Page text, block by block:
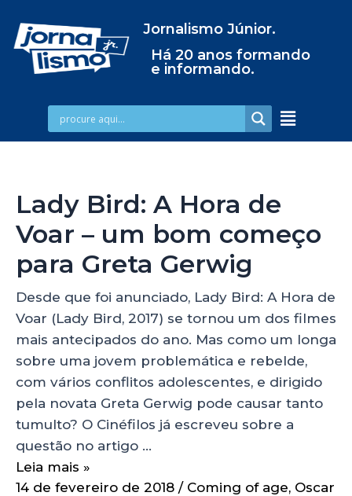
Jornalismo Júnior.
Há 20 anos formando
e informando.
Lady Bird: A Hora de
Voar – um bom começo
para Greta Gerwig
Desde que foi anunciado, Lady Bird: A Hora de
Voar (Lady Bird, 2017) se tornou um dos filmes
mais antecipados do ano. Mas como um longa
sobre uma jovem problemática e rebelde,
com vários conflitos adolescentes, e dirigido
pela novata Greta Gerwig pode causar tanto
tumulto? O Cinéfilos já escreveu sobre a
questão no artigo …
Leia mais »
14 de fevereiro de 2018 / Coming of age, Oscar